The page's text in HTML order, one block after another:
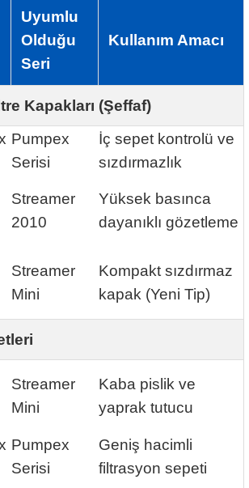
Uyumlu
Olduğu
Seri
Kullanım Amacı
Kapakları (Şeffaf)
Pumpex
Serisi
İç sepet kontrolü ve
sızdırmazlık
Streamer
2010
Yüksek basınca
dayanıklı gözetleme
Streamer
Mini
Kompakt sızdırmaz
kapak (Yeni Tip)
Streamer
Mini
Kaba pislik ve
yaprak tutucu
Pumpex
Serisi
Geniş hacimli
filtrasyon sepeti